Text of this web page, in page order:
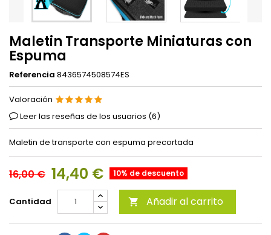
Maletin Transporte Miniaturas con
Espuma
Referencia 8436574508574ES
Valoración
Leer las reseñas de los usuarios (6)
Maletin de transporte con espuma precortada
16,00 € 14,40 € 10% de descuento
Cantidad  Añadir al carrito